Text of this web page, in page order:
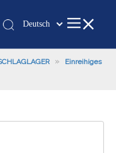
Deutsch
românesc »
Einreihiges